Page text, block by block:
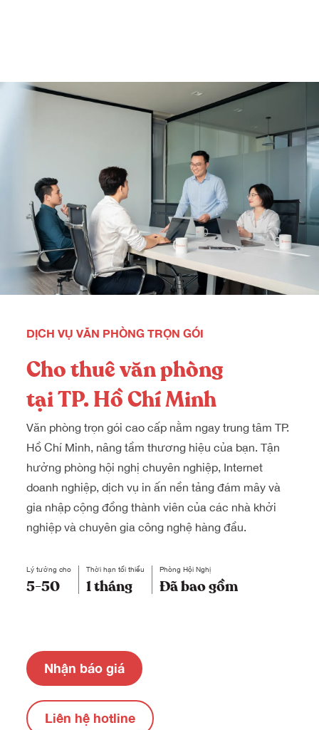
DỊCH VỤ VĂN PHÒNG TRỌN GÓI
Cho thuêvăn phòng
tại TP. Hồ Chí Minh
Văn phòng trọn gói cao cấp nằm ngay trung tâm TP.
Hồ Chí Minh, nâng tầm thương hiệu của bạn.Tận
hưởng phòng hội nghị chuyên nghiệp, Internet
doanh nghiệp, dịch vụ in ấn nền tảng đám mây và
gia nhập cộng đồng thành viên của các nhà khởi
nghiệp và chuyên gia công nghệ hàng đầu.
Lý tưởng cho
5-50
Thời hạn tối thiểu
1 tháng
Phòng Hội Nghị
Đã bao gồm
Nhận báo giá
Liên hệ hotline